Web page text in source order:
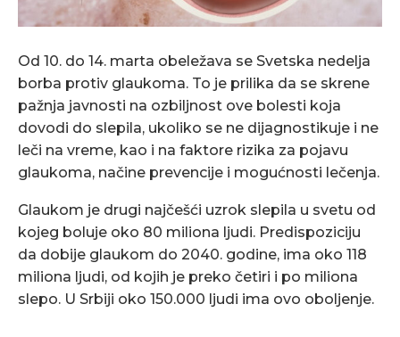
Od 10. do 14. marta obeležava se Svetska nedelja
borba protiv glaukoma. To je prilika da se skrene
pažnja javnosti na ozbiljnost ove bolesti koja
dovodi do slepila, ukoliko se ne dijagnostikuje i ne
leči na vreme, kao i na faktore rizika za pojavu
glaukoma, načine prevencije i mogućnosti lečenja.
Glaukom je drugi najčešći uzrok slepila u svetu od
kojeg boluje oko 80 miliona ljudi. Predispoziciju
da dobije glaukom do 2040. godine, ima oko 118
miliona ljudi, od kojih je preko četiri i po miliona
slepo. U Srbiji oko 150.000 ljudi ima ovo oboljenje.